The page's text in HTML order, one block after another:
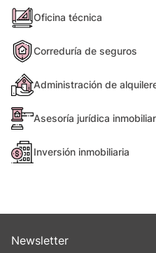
Oficina técnica
Correduría de seguros
Administración de
Asesoría jurídica
Inversión inmobiliaria
Newsletter